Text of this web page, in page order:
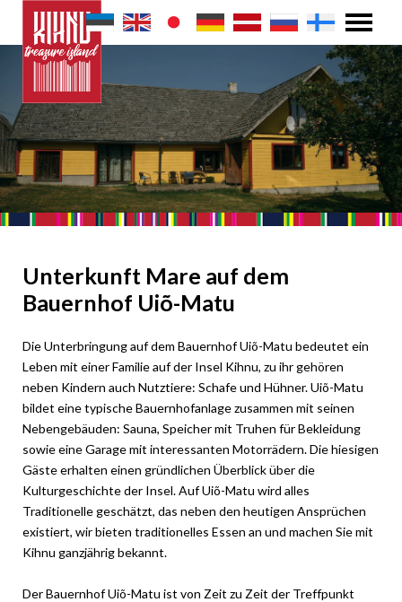
Unterkunft Mare auf dem
Bauernhof Uiõ-Matu
Die Unterbringung auf dem Bauernhof Uiõ-Matu bedeutet ein
Leben mit einer Familie auf der Insel Kihnu, zu ihr gehören
neben Kindern auch Nutztiere: Schafe und Hühner. Uiõ-Matu
bildet eine typische Bauernhofanlage zusammen mit seinen
Nebengebäuden: Sauna, Speicher mit Truhen für Bekleidung
sowie eine Garage mit interessanten Motorrädern. Die hiesigen
Gäste erhalten einen gründlichen Überblick über die
Kulturgeschichte der Insel. Auf Uiõ-Matu wird alles
Traditionelle geschätzt, das neben den heutigen Ansprüchen
existiert, wir bieten traditionelles Essen an und machen Sie mit
Kihnu ganzjährig bekannt.
Der Bauernhof Uiõ-Matu ist von Zeit zu Zeit der Treffpunkt